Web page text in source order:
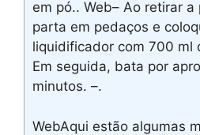
em pó.. Web– Ao retirar a
parta em pedaços e
liquidificador com 700 ml
Em seguida, bata por
minutos. –.
WebAqui estão algumas